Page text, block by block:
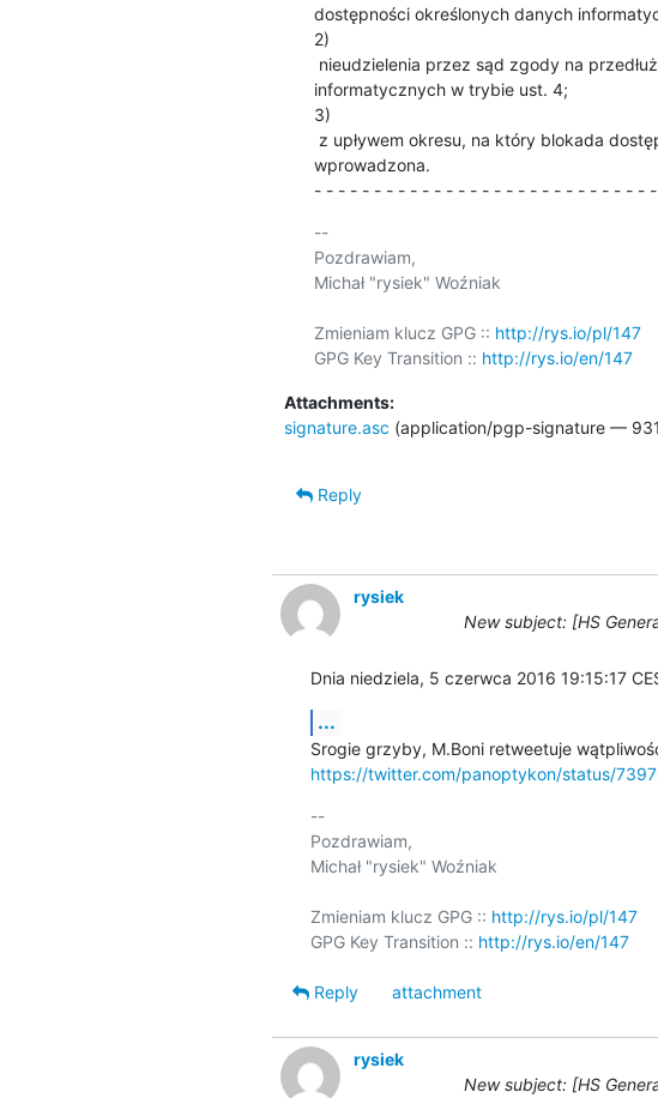
dostępności określonych danych
2)
informatycznych w trybie ust. 4;
3)
wprowadzona.
- - - - - - - - - - - - - - - - - - - - - - - - - - - -
--
Pozdrawiam,
Michał "rysiek" Woźniak
Zmieniam klucz GPG :: http://rys.io/pl/147
GPG Key Transition :: http://rys.io/en/147
Attachments:
signature.asc (application/pgp-signature —
Reply
rysiek
New subject: [HS
Dnia niedziela, 5 czerwca 2016 19:15:17
...
https://twitter.com/panoptykon/status/
--
Pozdrawiam,
Michał "rysiek" Woźniak
Zmieniam klucz GPG :: http://rys.io/pl/147
GPG Key Transition :: http://rys.io/en/147
Reply
attachment
rysiek
New subject: [HS